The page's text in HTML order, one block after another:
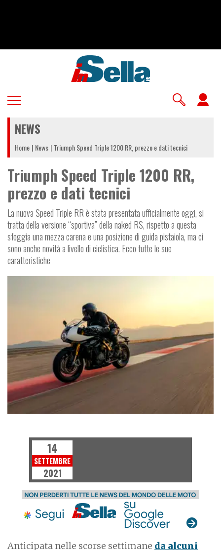
NEWS
Home News Triumph Speed Triple 1200 RR, prezzo e dati tecnici
Triumph Speed Triple 1200 RR,
prezzo e dati tecnici
La nuova Speed Triple RR è stata presentata ufficialmente oggi, si
tratta della versione “sportiva” della naked RS, rispetto a questa
sfoggia una mezza carena e una posizione di guida pistaiola, ma ci
sono anche novità a livello di ciclistica. Ecco tutte le sue
caratteristiche
Anticipata nelle scorse settimane da alcuni
14
SETTEMBRE
2021